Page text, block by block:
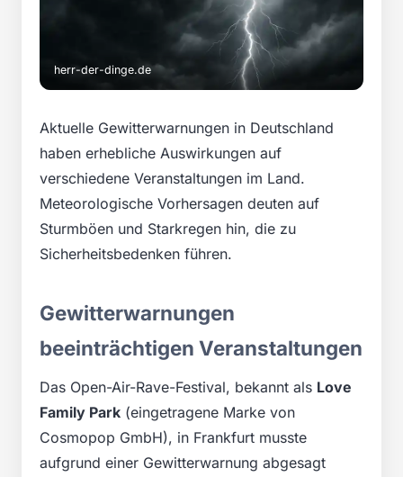
herr-der-dinge.de
Aktuelle Gewitterwarnungen in Deutschland
haben erhebliche Auswirkungen auf
verschiedene Veranstaltungen im Land.
Meteorologische Vorhersagen deuten auf
Sturmböen und Starkregen hin, die zu
Sicherheitsbedenken führen.
Gewitterwarnungen
beeinträchtigen Veranstaltungen
Das Open-Air-Rave-Festival, bekannt als Love
Family Park (eingetragene Marke von
Cosmopop GmbH), in Frankfurt musste
aufgrund einer Gewitterwarnung abgesagt